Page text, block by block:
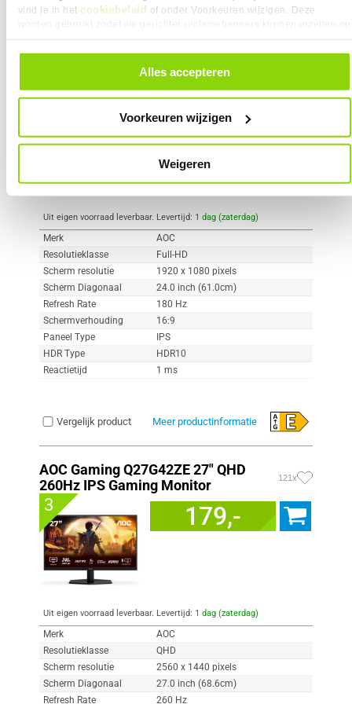
vind je in het cookiebeleid of onder Voorkeuren wijzigen. Deze
alle cookies. Je kunt je gegeven toestemming altijd intrekken, dit doe je
door in de footer van onze website te klikken op ‘Cookievoorkeuren’
Alles accepteren
Voorkeuren wijzigen
Weigeren
AOC C24G42E 24" Full-HD 180Hz
IPS Gaming Monitor
109,-
Uit eigen voorraad leverbaar. Levertijd: 1 dag (zaterdag)
Merk
AOC
Resolutieklasse
Full-HD
Scherm resolutie
1920 x 1080 pixels
Scherm Diagonaal
24.0 inch (61.0cm)
Refresh Rate
180 Hz
Schermverhouding
16:9
Paneel Type
IPS
HDR Type
HDR10
Reactietijd
1 ms
Vergelijk product Meer productinformatie
AOC Gaming Q27G42ZE 27" QHD
260Hz IPS Gaming Monitor
121x
3 179,-
Uit eigen voorraad leverbaar. Levertijd: 1 dag (zaterdag)
Merk
AOC
Resolutieklasse
QHD
Scherm resolutie
2560 x 1440 pixels
Scherm Diagonaal
27.0 inch (68.6cm)
Refresh Rate
260 Hz